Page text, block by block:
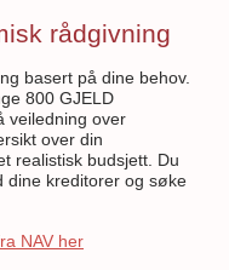
rådgivning
basert på dine behov.
800 GJELD
veiledning over
over din
realistisk budsjett. Du
dine kreditorer og søke
NAV her